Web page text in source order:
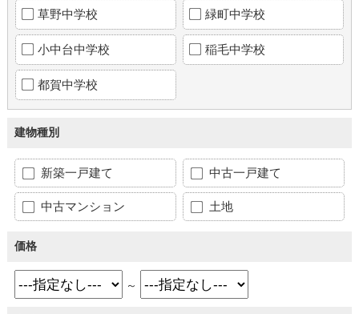
草野中学校 緑町中学校
小中台中学校 稲毛中学校
都賀中学校
建物種別
新築一戸建て 中古一戸建て
中古マンション 土地
価格
～